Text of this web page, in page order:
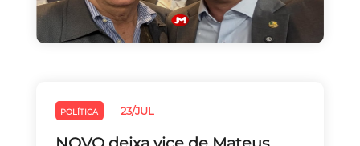
POLÍTICA 23/JUL